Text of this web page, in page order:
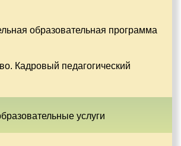
образовательная программа
Кадровый педагогический
услуги